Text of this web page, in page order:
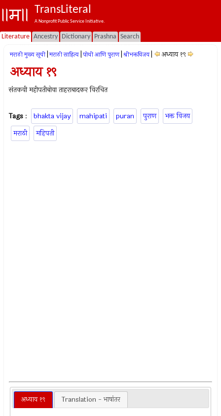
TransLiteral
A Nonprofit Public Service Initiative.
Literature Ancestry Dictionary Prashna Search
मराठी मुख्य सूची मराठी साहित्य पोथी आणि पुराण श्रीभक्तविजय अध्याय १९
अध्याय १९
संतकवी महीपतीबोवा ताहराबादकर विरचित
Tags : bhakta vijay mahipati puran पुराण
भक्त विजय
मराठी
महिपती
अध्याय १९ Translation - भाषांतर